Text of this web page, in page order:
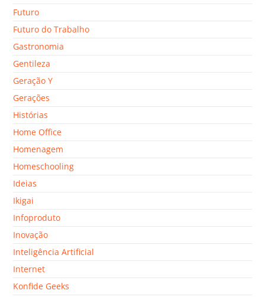
Futuro
Futuro do Trabalho
Gastronomia
Gentileza
Geração Y
Gerações
Histórias
Home Office
Homenagem
Homeschooling
Ideias
Ikigai
Infoproduto
Inovação
Inteligência Artificial
Internet
Konfide Geeks